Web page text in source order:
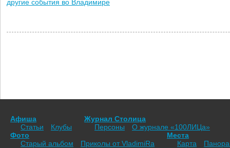
другие события во Владимире
Афиша
Статьи
Клубы
Журнал Столица
Персоны
О журнале «100ЛИЦа»
Фото
Старый альбом
Приколы от VladimiRа
Места
Карта